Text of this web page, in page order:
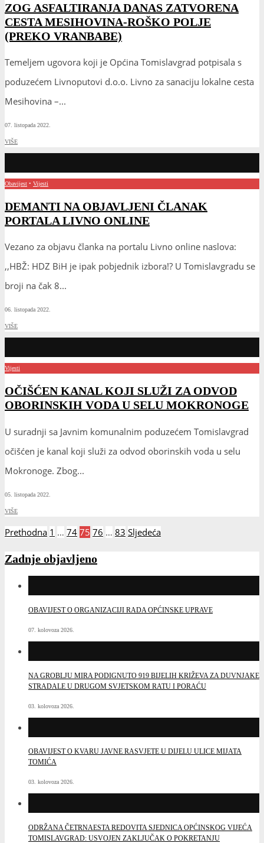
ZOG ASFALTIRANJA DANAS ZATVORENA
CESTA MESIHOVINA-ROŠKO POLJE
(PREKO VRANBABE)
Temeljem ugovora koji je Općina Tomislavgrad potpisala s
poduzećem Livnoputovi d.o.o. Livno za sanaciju lokalne cesta
Mesihovina –...
07. listopada 2022.
VIŠE
Obavijest • Vijesti
DEMANTI NA OBJAVLJENI ČLANAK
PORTALA LIVNO ONLINE
Vezano za objavu članka na portalu Livno online naslova:
,,HBŽ: HDZ BiH je ipak pobjednik izbora!? U Tomislavgradu se
broji na čak 8...
06. listopada 2022.
VIŠE
Vijesti
OČIŠĆEN KANAL KOJI SLUŽI ZA ODVOD
OBORINSKIH VODA U SELU MOKRONOGE
U suradnji sa Javnim komunalnim poduzećem Tomislavgrad
očišćen je kanal koji služi za odvod oborinskih voda u selu
Mokronoge. Zbog...
05. listopada 2022.
VIŠE
Brojevi
objava
Prethodna 1 … 74 75 76 … 83 Sljedeća
Zadnje objavljeno
OBAVIJEST O ORGANIZACIJI RADA OPĆINSKE UPRAVE
07. kolovoza 2026.
NA GROBLJU MIRA PODIGNUTO 919 BIJELIH KRIŽEVA ZA DUVNJAKE
STRADALE U DRUGOM SVJETSKOM RATU I PORAĆU
03. kolovoza 2026.
OBAVIJEST O KVARU JAVNE RASVJETE U DIJELU ULICE MIJATA
TOMIĆA
03. kolovoza 2026.
ODRŽANA ČETRNAESTA REDOVITA SJEDNICA OPĆINSKOG VIJEĆA
TOMISLAVGRAD: USVOJEN ZAKLJUČAK O POKRETANJU